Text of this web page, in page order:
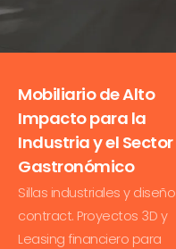
Mobiliario de Alto
Impacto para la
Industria y el Sector
Gastronómico
Sillas industriales y diseño
contract. Proyectos 3D y
Leasing financiero para